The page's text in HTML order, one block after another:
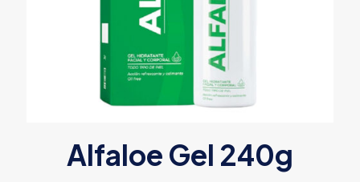
Alfaloe Gel 240g